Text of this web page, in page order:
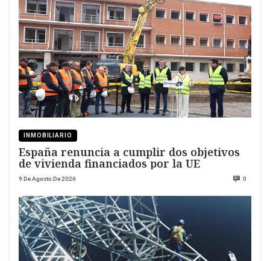
INMOBILIARIO
España renuncia a cumplir dos objetivos
de vivienda financiados por la UE
9 De Agosto De 2026 0